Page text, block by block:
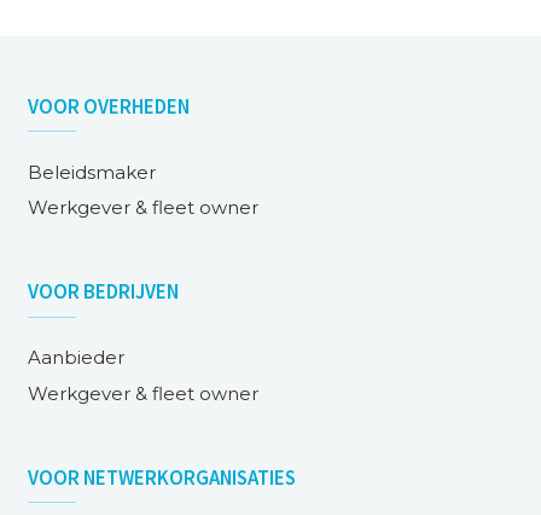
VOOROVERHEDEN
Beleidsmaker
Werkgever & fleet owner
VOORBEDRIJVEN
Aanbieder
Werkgever & fleet owner
VOORNETWERKORGANISATIES